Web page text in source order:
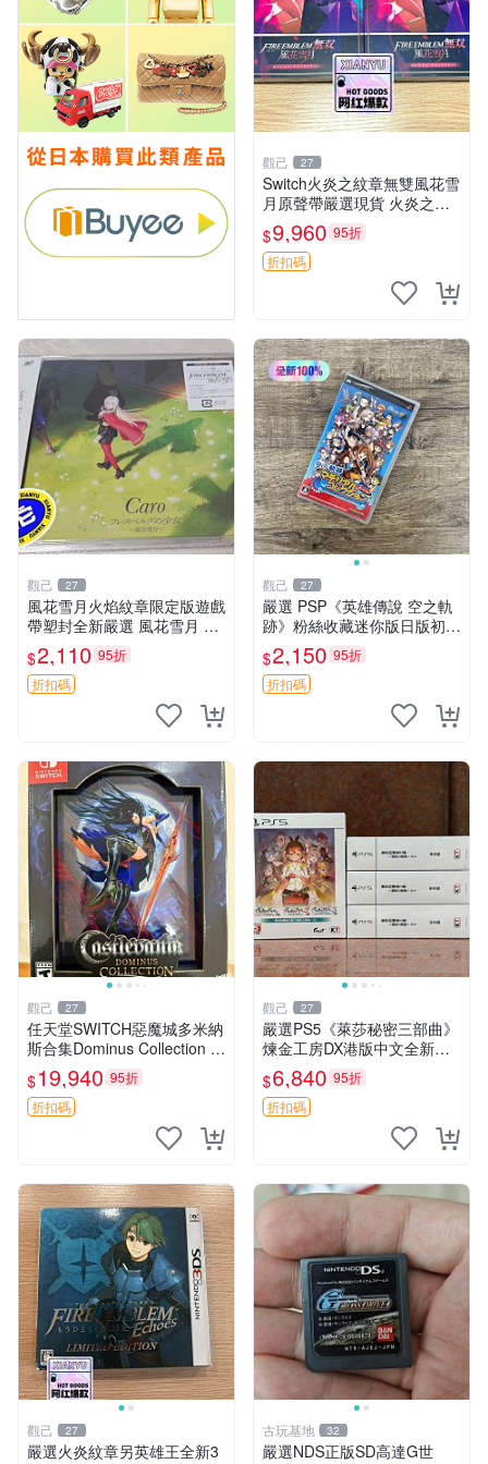
觀己 27
Switch火炎之紋章無雙風花雪
月原聲帶嚴選現貨 火炎之紋
章 Switch 原聲帶 歌曲 OST
$9,960 95折
折扣碼
觀己 27
風花雪月火焰紋章限定版遊戲
帶塑封全新嚴選 風花雪月 火
焰紋章 限定版
$2,110 95折
折扣碼
觀己 27
嚴選 PSP《英雄傳說 空之軌
跡》粉絲收藏迷你版日版初回
測試卡 新品未開封 軨跡系列
收藏版 未拆封
$2,150 95折
折扣碼
觀己 27
任天堂SWITCH惡魔城多米納
斯合集Dominus Collection L
RG典藏版 美版 全新未拆 包
裝完好 限量珍藏 電玩遊戲 卡
片 收藏品 游樂
$19,940 95折
折扣碼
觀己 27
嚴選PS5《萊莎秘密三部曲》
煉金工房DX港版中文全新未
拆封遊戲三部曲內容：常暗女
王與秘密藏身處 DX 遺失傳說
與秘密妖精 DX 合集 煉金工
$6,840 95折
折扣碼
觀己 27
嚴選火炎紋章另英雄王全新3
古玩基地 32
嚴選NDS正版SD高達G世